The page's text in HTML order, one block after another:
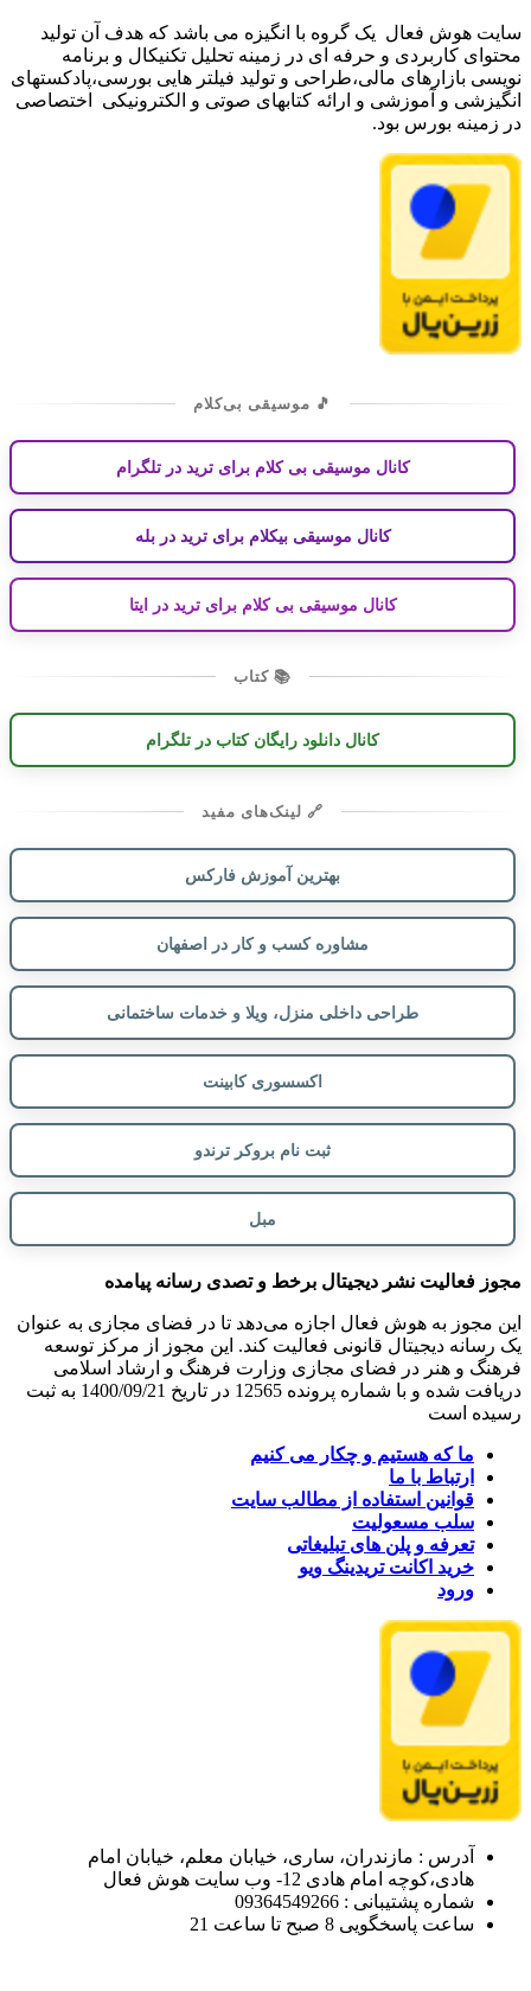
سایت هوش فعال یک گروه با انگیزه می باشد که هدف آن تولید
محتوای کاربردی و حرفه ای در زمینه تحلیل تکنیکال و برنامه
نویسی بازارهای مالی،طراحی و تولید فیلتر هایی بورسی،پادکستهای
انگیزشی و آموزشی و ارائه کتابهای صوتی و الکترونیکی اختصاصی
در زمینه بورس بود.
🎵 موسیقی بی‌کلام
کانال موسیقی بی کلام برای ترید در تلگرام
کانال موسیقی بیکلام برای ترید در بله
کانال موسیقی بی کلام برای ترید در ایتا
📚 کتاب
کانال دانلود رایگان کتاب در تلگرام
🔗 لینک‌های مفید
بهترین آموزش فارکس
مشاوره کسب و کار در اصفهان
طراحی داخلی منزل، ویلا و خدمات ساختمانی
اکسسوری کابینت
ثبت نام بروکر ترندو
مبل
مجوز فعالیت نشر دیجیتال برخط و تصدی رسانه پیامده
این مجوز به هوش فعال اجازه می‌دهد تا در فضای مجازی به عنوان
یک رسانه دیجیتال قانونی فعالیت کند. این مجوز از مرکز توسعه
فرهنگ و هنر در فضای مجازی وزارت فرهنگ و ارشاد اسلامی
دریافت شده و با شماره پرونده 12565 در تاریخ 1400/09/21 به ثبت
رسیده است
ما که هستیم و چکار می کنیم
ارتباط با ما
قوانین استفاده از مطالب سایت
سلب مسعولیت
تعرفه و پلن های تبلیغاتی
خرید اکانت تریدینگ ویو
ورود
آدرس : مازندران، ساری، خیابان معلم، خیابان امام
هادی،کوچه امام هادی 12- وب سایت هوش فعال
شماره پشتیبانی : 09364549266
ساعت پاسخگویی 8 صبح تا ساعت 21